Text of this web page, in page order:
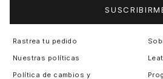
Rastrea tu pedido
Nuestras políticas
Política de cambios y